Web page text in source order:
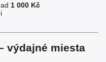
1 000 Kč
výdajné miesta